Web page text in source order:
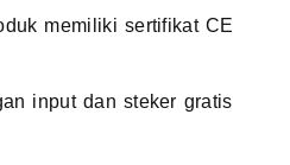
memiliki sertifikat CE
input dan steker gratis